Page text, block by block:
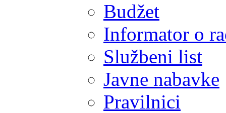
Budžet
Informator o
Službeni list
Javne nabavke
Pravilnici